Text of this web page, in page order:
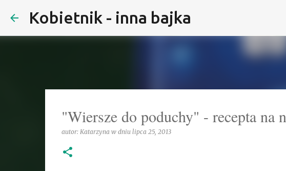
Kobietnik - inna bajka
"Wiersze do poduchy" - recepta na
autor: Katarzyna w dniu lipca 25, 2013